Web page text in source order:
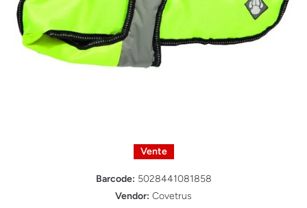
Vente
Barcode: 5028441081858
Vendor: Covetrus